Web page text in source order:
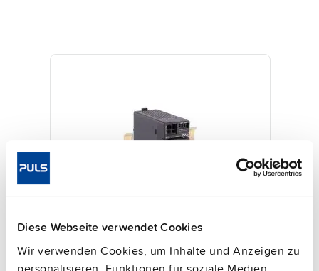
Diese Webseite verwendet Cookies
Wir verwenden Cookies, um Inhalte und Anzeigen zu
24 V, 40 A